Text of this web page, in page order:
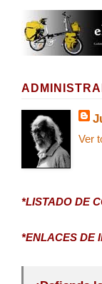
Ver
*LISTADO DE
*ENLACES DE